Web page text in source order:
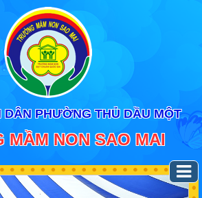
DÂN PHƯỜNG THỦ DẦU MỘT
MẦM NON SAO MAI